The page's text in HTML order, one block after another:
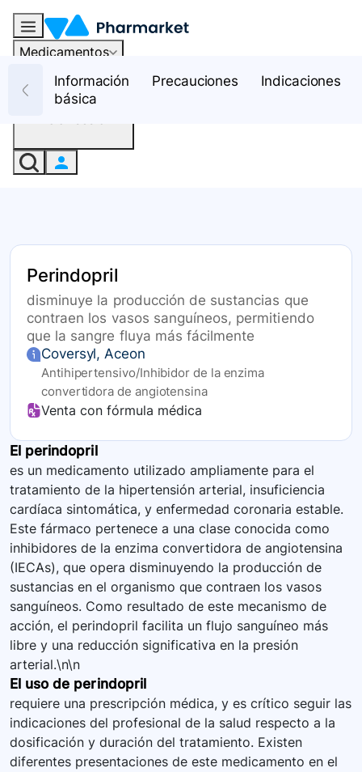
Medicamentos
RecursosInformación
básica
Precauciones Indicaciones
Perindopril
disminuye la producción de sustancias que
contraen los vasos sanguíneos, permitiendo
que la sangre fluya más fácilmente
Coversyl, Aceon
Antihipertensivo/Inhibidor de la enzima
convertidora de angiotensina
Venta con fórmula médica
El perindopril
es un medicamento utilizado ampliamente para el
tratamiento de la hipertensión arterial, insuficiencia
cardíaca sintomática, y enfermedad coronaria estable.
Este fármaco pertenece a una clase conocida como
inhibidores de la enzima convertidora de angiotensina
(IECAs), que opera disminuyendo la producción de
sustancias en el organismo que contraen los vasos
sanguíneos. Como resultado de este mecanismo de
acción, el perindopril facilita un flujo sanguíneo más
libre y una reducción significativa en la presión
arterial.\n\n
El uso de perindopril
requiere una prescripción médica, y es crítico seguir las
indicaciones del profesional de la salud respecto a la
dosificación y duración del tratamiento. Existen
diferentes presentaciones de este medicamento en el